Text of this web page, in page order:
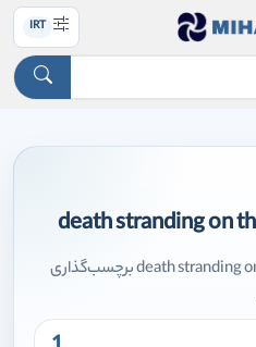
IRT
محصولاتی که با تگ death stranding on the beach برچسب‌گذاری